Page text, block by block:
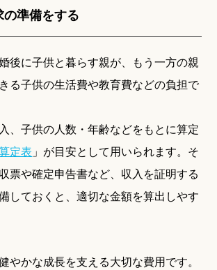
準備をする
後に子供と暮らす親が、もう一方の親
る子供の生活費や教育費などの負担で
、子供の人数・年齢などをもとに算定
定表 」が目安として用いられます。そ
票や確定申告書など、収入を証明する
しておくと、適切な金額を算出しやす
やかな成長を支える大切な費用です。